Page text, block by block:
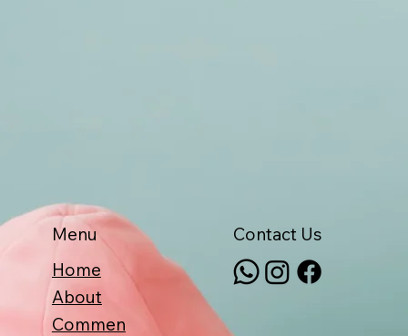
Menu
Home
About
Commen
Contact Us